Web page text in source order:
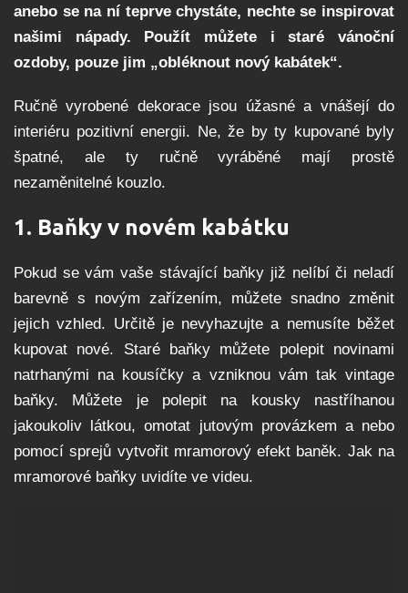
anebo se na ní teprve chystáte, nechte se inspirovat
našimi nápady. Použít můžete i staré vánoční
ozdoby, pouze jim „obléknout nový kabátek“.
Ručně vyrobené dekorace jsou úžasné a vnášejí do
interiéru pozitivní energii. Ne, že by ty kupované byly
špatné, ale ty ručně vyráběné mají prostě
nezaměnitelné kouzlo.
1. Baňky v novém kabátku
Pokud se vám vaše stávající baňky již nelíbí či neladí
barevně s novým zařízením, můžete snadno změnit
jejich vzhled. Určitě je nevyhazujte a nemusíte běžet
kupovat nové. Staré baňky můžete polepit novinami
natrhanými na kousíčky a vzniknou vám tak vintage
baňky. Můžete je polepit na kousky nastříhanou
jakoukoliv látkou, omotat jutovým provázkem a nebo
pomocí sprejů vytvořit mramorový efekt baněk. Jak na
mramorové baňky uvidíte ve videu.